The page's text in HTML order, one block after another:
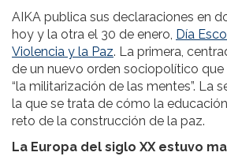
AIKA publica sus declaraciones en
hoy y la otra el 30 de enero, Día
Violencia y la Paz. La primera,
de un nuevo orden sociopolítico
“la militarización de las mentes”. La
la que se trata de cómo la
reto de la construcción de la paz.
La Europa del siglo XX estuvo